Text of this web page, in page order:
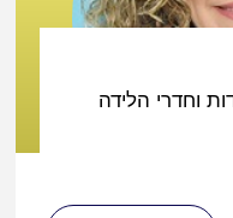
וחדרי הלידה